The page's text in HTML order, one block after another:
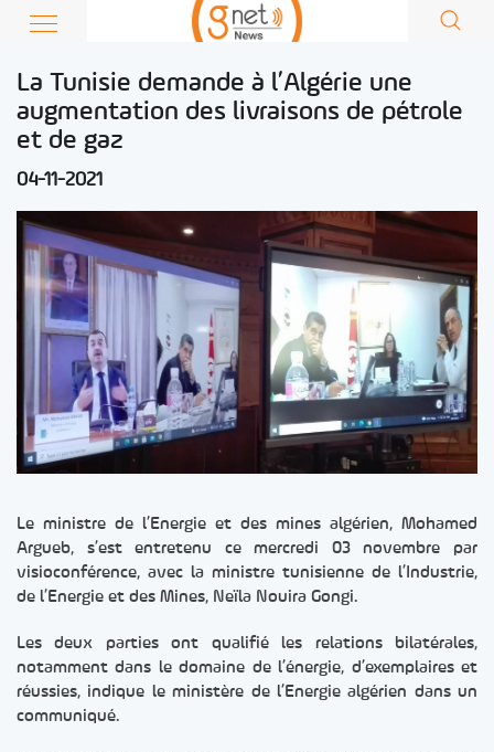
La Tunisie demande à l’Algérie une
augmentation des livraisons de pétrole
et de gaz
04-11-2021
Le ministre de l’Energie et des mines algérien, Mohamed
Argueb, s’est entretenu ce mercredi 03 novembre par
visioconférence, avec la ministre tunisienne de l’Industrie,
de l’Energie et des Mines, Neïla Nouira Gongi.
Les deux parties ont qualifié les relations bilatérales,
notamment dans le domaine de l’énergie, d’exemplaires et
réussies, indique le ministère de l’Energie algérien dans un
communiqué.